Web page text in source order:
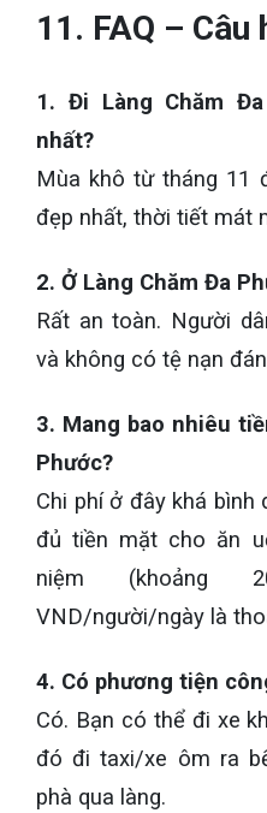
11. FAQ –
1. Đi Làng Chăm
nhất?
Mùa khô từ tháng 11
đẹp nhất, thời tiết mát
2. Ở Làng Chăm Đa
Rất an toàn. Người
và không có tệ nạn
3. Mang bao nhiêu
Phước?
Chi phí ở đây khá bình
đủ tiền mặt cho ăn
niệm (khoảng
VND/người/ngày là
4. Có phương tiện
Có. Bạn có thể đi xe
đó đi taxi/xe ôm ra
phà qua làng.